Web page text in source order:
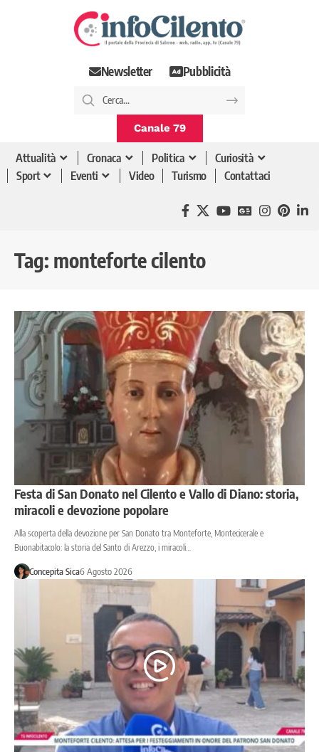
Newsletter Pubblicità
Canale 79
Attualità Cronaca Politica
Curiosità
Sport
Eventi Video Turismo Contattaci
Tag: monteforte cilento
Festa di San Donato nel Cilento e Vallo di Diano: storia,
miracoli e devozione popolare
Alla scoperta della devozione per San Donato tra Monteforte, Montecicerale e
Buonabitacolo: la storia del Santo di Arezzo, i miracoli…
Concepita Sica6 Agosto 2026